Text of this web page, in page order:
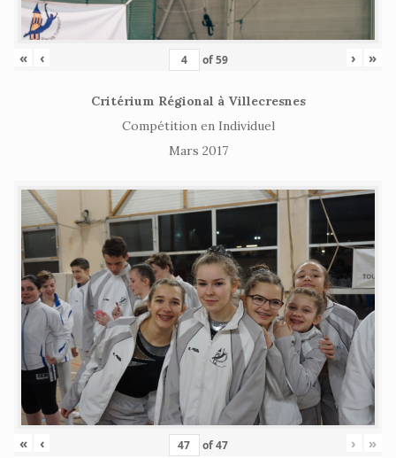
« ‹ of59 › »
Critérium Régional à Villecresnes
Compétition en Individuel
Mars 2017
« ‹ of47 › »